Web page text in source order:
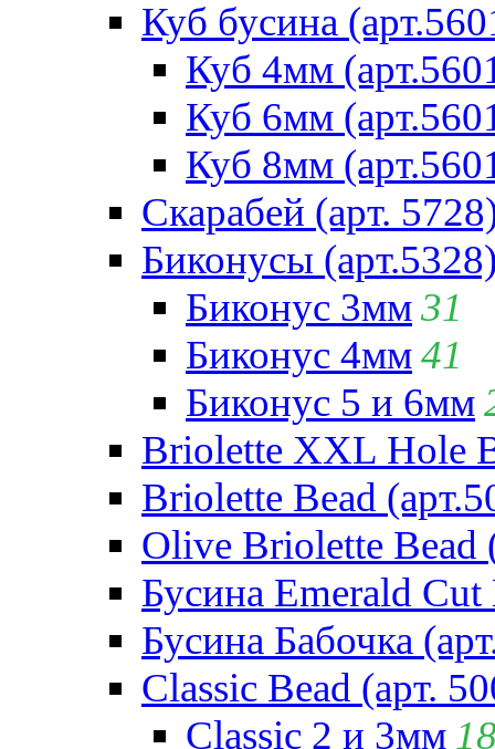
Куб бусина
Куб 4мм
Куб 6мм
Куб 8мм
Скарабей (арт.
Биконусы
Биконус 3мм31
Биконус 4мм41
Биконус 5 и 6мм
Briolette XXL Hole
Briolette Bead
Olive Briolette Bead
Бусина Emerald Cut
Бусина Бабочка
Classic Bead (арт.
Classic 2 и 3мм